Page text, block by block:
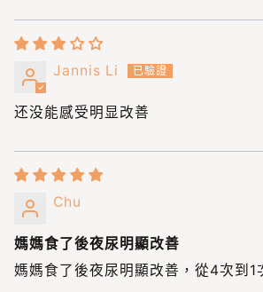
Jannis Li
还没能感受明显改善
Chu
媽媽食了後夜尿明顯改善
媽媽食了後夜尿明顯改善，從4次到1